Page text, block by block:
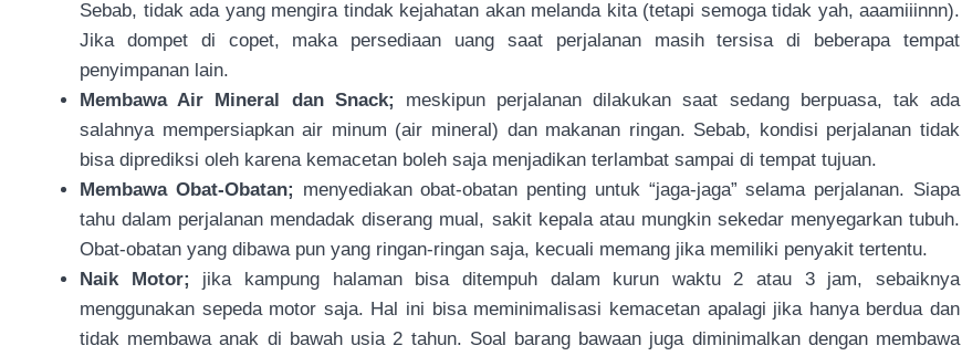
Sebab, tidak ada yang mengira tindak kejahatan akan melanda kita (tetapi semoga tidak yah, aaamiiinnn).
Jika dompet di copet, maka persediaan uang saat perjalanan masih tersisa di beberapa tempat
penyimpanan lain.
Membawa Air Mineral dan Snack; meskipun perjalanan dilakukan saat sedang berpuasa, tak ada
salahnya mempersiapkan air minum (air mineral) dan makanan ringan. Sebab, kondisi perjalanan tidak
bisa diprediksi oleh karena kemacetan boleh saja menjadikan terlambat sampai di tempat tujuan.
Membawa Obat-Obatan; menyediakan obat-obatan penting untuk “jaga-jaga” selama perjalanan. Siapa
tahu dalam perjalanan mendadak diserang mual, sakit kepala atau mungkin sekedar menyegarkan tubuh.
Obat-obatan yang dibawa pun yang ringan-ringan saja, kecuali memang jika memiliki penyakit tertentu.
Naik Motor; jika kampung halaman bisa ditempuh dalam kurun waktu 2 atau 3 jam, sebaiknya
menggunakan sepeda motor saja. Hal ini bisa meminimalisasi kemacetan apalagi jika hanya berdua dan
tidak membawa anak di bawah usia 2 tahun. Soal barang bawaan juga diminimalkan dengan membawa